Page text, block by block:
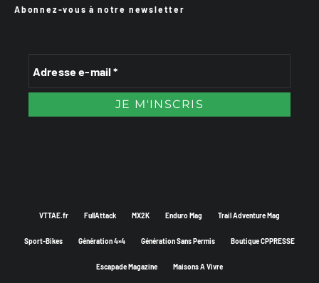
Abonnez-vous à notre newsletter
VTTAE.fr FullAttack MX2K Enduro Mag Trail Adventure Mag
Sport-Bikes Génération 4×4 Génération Sans Permis Boutique CPPRESSE
Escapade Magazine Maisons A Vivre